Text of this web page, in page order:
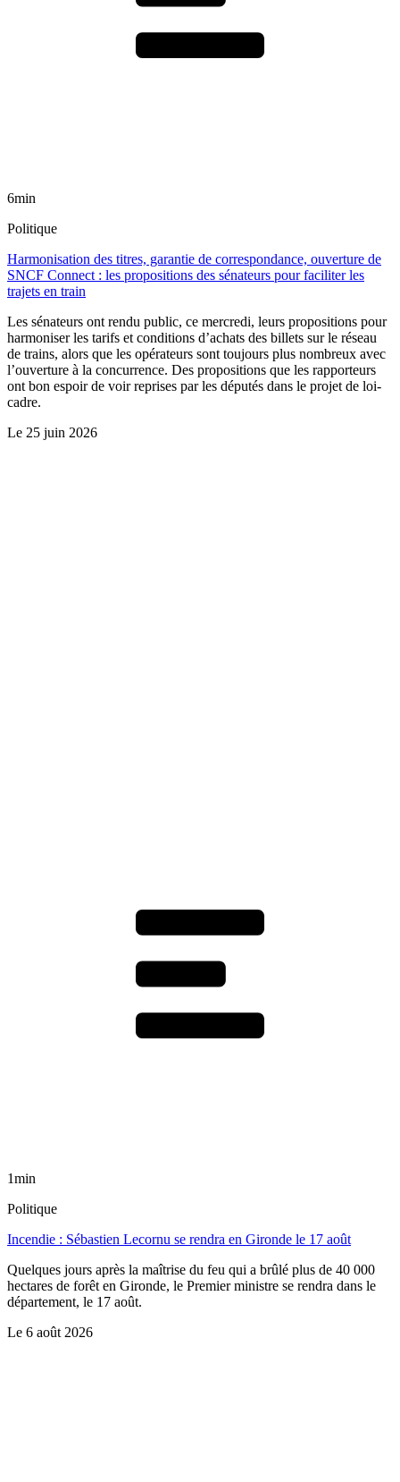
6min
Politique
Harmonisation des titres, garantie de correspondance, ouverture de
SNCF Connect : les propositions des sénateurs pour faciliter les
trajets en train
Les sénateurs ont rendu public, ce mercredi, leurs propositions pour
harmoniser les tarifs et conditions d’achats des billets sur le réseau
de trains, alors que les opérateurs sont toujours plus nombreux avec
l’ouverture à la concurrence. Des propositions que les rapporteurs
ont bon espoir de voir reprises par les députés dans le projet de loi-
cadre.
Le 25 juin 2026
1min
Politique
Incendie : Sébastien Lecornu se rendra en Gironde le 17 août
Quelques jours après la maîtrise du feu qui a brûlé plus de 40 000
hectares de forêt en Gironde, le Premier ministre se rendra dans le
département, le 17 août.
Le 6 août 2026